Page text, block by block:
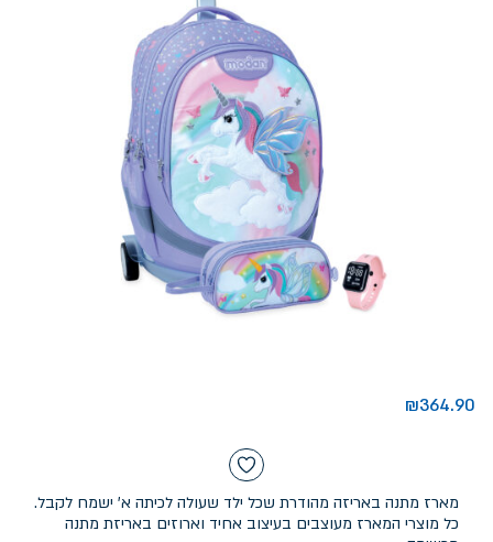
₪364.90
מארז מתנה באריזה מהודרת שכל ילד שעולה לכיתה א' ישמח לקבל.
כל מוצרי המארז מעוצבים בעיצוב אחיד וארוזים באריזת מתנה